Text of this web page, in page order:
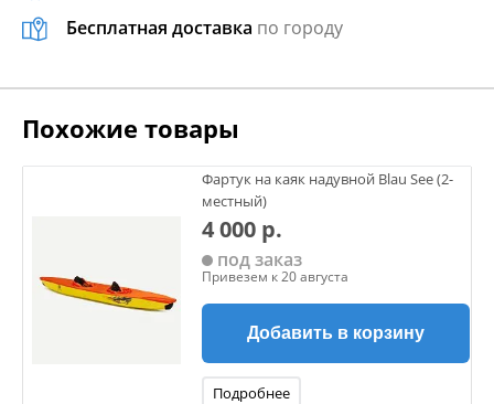
Бесплатная доставка по городу
Похожие товары
Фартук на каяк надувной Blau See (2-
местный)
4 000 р.
под заказ
Привезем к 20 августа
Добавить в корзину
Подробнее